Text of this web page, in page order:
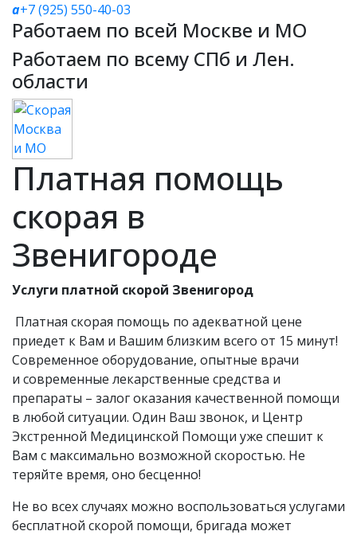
a+7 (925) 550-40-03
Работаем по всей Москве и МО
Работаем по всему СПб и Лен.
области
Платная помощь
скорая в
Звенигороде
Услуги платной скорой Звенигород
Платная скорая помощь по адекватной цене
приедет к Вам и Вашим близким всего от 15 минут!
Современное оборудование, опытные врачи
и современные лекарственные средства и
препараты – залог оказания качественной помощи
в любой ситуации. Один Ваш звонок, и Центр
Экстренной Медицинской Помощи уже спешит к
Вам с максимально возможной скоростью. Не
теряйте время, оно бесценно!
Не во всех случаях можно воспользоваться услугами
бесплатной скорой помощи, бригада может